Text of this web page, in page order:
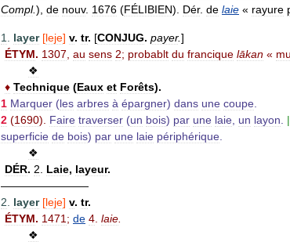
Compl.), de nouv. 1676 (FÉLIBIEN). Dér. de laie « rayure
1 layer [leje] v. tr. [CONJUG. payer.]
ÉTYM. 1307 au sens 2; probablt du francique lākan «
❖
♦ Technique (Eaux et Forêts).
1 Marquer (les arbres à épargner) dans une coupe
2 (1690). Faire traverser (un bois) par une laie un layon
superficie de bois) par une laie périphérique
❖
DÉR. 2 Laie, layeur.
————————
2
layer [leje] v. tr.
ÉTYM. 1471 ; de 4 laie
❖